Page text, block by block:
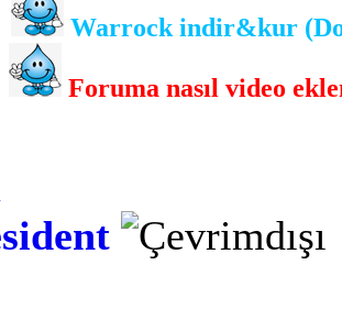
Warrock indir&kur
Foruma nasıl video